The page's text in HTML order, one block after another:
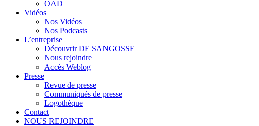
OAD
Vidéos
Nos Vidéos
Nos Podcasts
L’entreprise
Découvrir DE SANGOSSE
Nous rejoindre
Accès Weblog
Presse
Revue de presse
Communiqués de presse
Logothèque
Contact
NOUS REJOINDRE